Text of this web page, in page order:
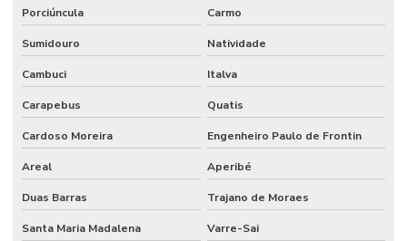
Mangote Resistente A Calor Até 110 Graus
Mangueira Ar Condicionado
Mangueira Boca De Forno
Mangueira De Pvc Reforçada
Mangueira Flat
Porciúncula Carmo
Sumidouro Natividade
Cambuci Italva
Carapebus Quatis
Cardoso Moreira Engenheiro Paulo de Frontin
Areal Aperibé
Duas Barras Trajano de Moraes
Santa Maria Madalena Varre-Sai